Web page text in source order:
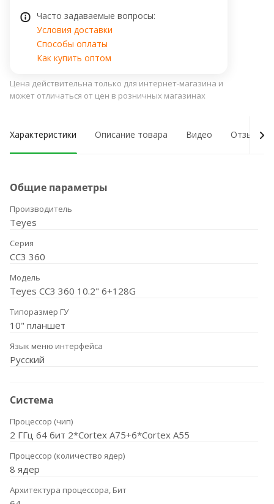
Часто задаваемые вопросы:
Условия доставки
Способы оплаты
Как купить оптом
Цена действительна только для интернет-магазина и
может отличаться от цен в розничных магазинах
Характеристики Описание товара Видео Отзывы о
Общие параметры
Производитель
Teyes
Серия
CC3 360
Модель
Teyes CC3 360 10.2" 6+128G
Типоразмер ГУ
10" планшет
Язык меню интерфейса
Русский
Система
Процессор (чип)
2 ГГц 64 бит 2*Cortex A75+6*Cortex A55
Процессор (количество ядер)
8 ядер
Архитектура процессора, Бит